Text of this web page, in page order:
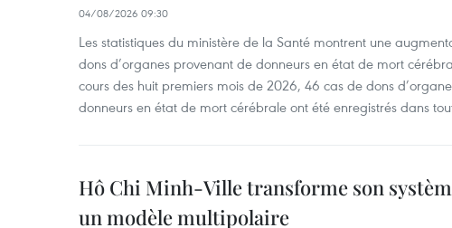
04/08/2026 09:30
Les statistiques du ministère de la Santé montrent une
dons d’organes provenant de donneurs en état de mort
cours des huit premiers mois de 2026, 46 cas de dons
donneurs en état de mort cérébrale ont été enregistrés dans
Hô Chi Minh-Ville transforme son
un modèle multipolaire